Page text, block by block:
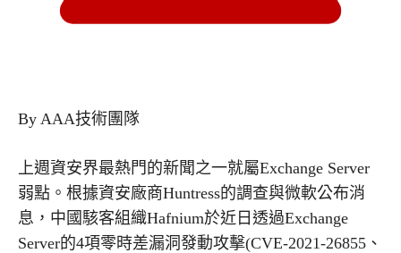
By AAA技術團隊
上週資安界最熱門的新聞之一就屬Exchange Server
弱點。根據資安廠商Huntress的調查與微軟公布消
息，中國駭客組織Hafnium於近日透過Exchange
Server的4項零時差漏洞發動攻擊(CVE-2021-26855、